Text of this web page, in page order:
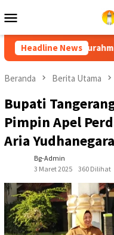
ke
Mobile
Headline News
Purnabakti
Beranda Berita Utama
Bupati
Pimpin Apel
Aria Yudhanegara
Bg-Admin
3 Maret 2025
360 Dilihat